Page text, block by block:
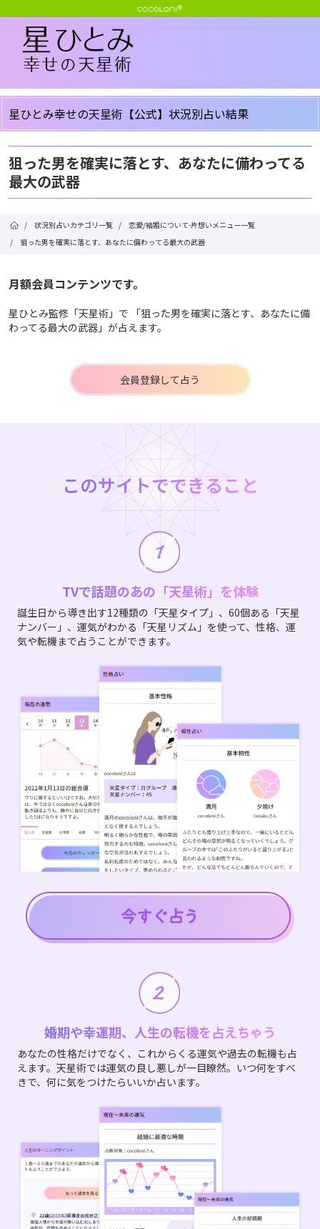
星ひとみ幸せの天星術【公式】状況別占い結果
狙った男を確実に落とす、あなたに備わってる
最大の武器
/ 状況別占いカテゴリ一覧 /
恋愛/結婚について-片想いメニュー一覧
/
狙った男を確実に落とす、あなたに備わってる最大の武器
月額会員コンテンツです。
星ひとみ監修「天星術」で 「狙った男を確実に落とす、あなたに備
わってる最大の武器」が占えます。
会員登録して占う
このサイトでできること
TVで話題のあの「天星術」を体験
誕生日から導き出す12種類の「天星タイプ」、60個ある「天星
ナンバー」、運気がわかる「天星リズム」を使って、性格、運
気や転機まで占うことができます。
婚期や幸運期、人生の転機を占えちゃう
あなたの性格だけでなく、これからくる運気や過去の転機も占
えます。天星術では運気の良し悪しが一目瞭然。いつ何をすべ
きで、何に気をつけたらいいか占います。